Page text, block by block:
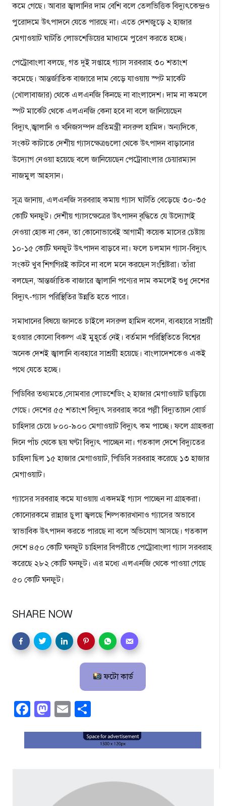
কমে গেছে। আবার জ্বালানির দাম বেশি বলে তেলভিত্তিক বিদ্যুৎকেন্দ্রও
পুরোদমে উৎপাদনে যেতে পারছে না। এতে দেশজুড়ে ২ হাজার
মেগাওয়াট ঘাটতি লোডশেডিয়ের মাধ্যমে পুরেণ করতে হচ্ছে।
পেট্রোবাংলা বলছে, গত দুই সপ্তাহে গ্যাস সরবরাহ ৩০ শতাংশ
কমেছে। আন্তর্জাতিক বাজারে দাম বেড়ে যাওয়ায় স্পট মার্কেট
(খোলাবাজার) থেকে এলএনজি কিনছে না বাংলাদেশ। দাম না কমলে
স্পট মার্কেট থেকে এলএনজি কেনা হবে না বলে জানিয়েছেন
বিদ্যুৎ,জ্বালানি ও খনিজসম্পদ প্রতিমন্ত্রী নসরুল হামিদ। অন্যদিকে,
সংকট কাটাতে দেশীয় গ্যাসক্ষেত্রগুলো থেকে উৎপাদন বাড়ানোর
উদ্যোগ নেওয়া হয়েছে বলে জানিয়েছেন পেট্রোবাংলার চেয়ারম্যান
নাজমুল আহসান।
সূত্র জানায়, এলএনজি সরবরাহ কমায় গ্যাস ঘাটতি বেড়েছে ৩০-৩৫
কোটি ঘনফুট। দেশীয় গ্যাসক্ষেত্রের উৎপাদন বৃদ্ধিতে যে উদ্যোগই
নেওয়া হোক না কেন, তা কোনোভাবেই আগামী কয়েক মাসের চেষ্টায়
১০-১৫ কোটি ঘনফুট উৎপাদন বাড়বে না। ফলে চলমান গ্যাস-বিদ্যুৎ
সংকট খুব শিগগিরই কাটবে না বলে মনে করছেন সংশ্নিষ্টরা। তাঁরা
বলছেন, আন্তর্জাতিক বাজারে জ্বালানি পণ্যের দাম কমলেই শুধু দেশের
বিদ্যুৎ-গ্যাস পরিস্থিতির উন্নতি হতে পারে।
সমাধানের বিষয়ে জানতে চাইলে নসরুল হামিদ বলেন, ব্যবহারে সাশ্রয়ী
হওয়ার কোনো বিকল্প এই মুহূর্তে নেই। বর্তমান পরিস্থিতিতে বিশ্বের
অনেক দেশই জ্বালানি ব্যবহারে সাশ্রয়ী হয়েছে। বাংলাদেশকেও একই
পথে যেতে হচ্ছে।
পিডিবির তথ্যমতে,সোমবার লোডশেডিং ২ হাজার মেগাওয়াট ছাড়িয়ে
গেছে। দেশের ৫৫ শতাংশ বিদ্যুৎ সরবরাহ করে পল্লী বিদ্যুতায়ন বোর্ড
চাহিদার চেয়ে ৮০০-৯০০ মেগাওয়াট বিদ্যুৎ কম পাচ্ছে। ফলে গ্রাহকরা
দিনে পাঁচ থেকে ছয় ঘণ্টা বিদ্যুৎ পাচ্ছেন না। গতকাল দেশে বিদ্যুতের
চাহিদা ছিল ১৫ হাজার মেগাওয়াট, পিডিবি সরবরাহ করেছে ১৩ হাজার
মেগাওয়াট।
গ্যাসের সরবরাহ কমে যাওয়ায় একদমই গ্যাস পাচ্ছেন না গ্রাহকরা।
কোনোরকমে রান্নার চুলা জ্বলছে শিল্পকারখানাও গ্যাসের অভাবে
স্বাভাবিক উৎপাদন করতে পারছে না বলে অভিযোগ আসছে। গতকাল
দেশে ৪৫০ কোটি ঘনফুট চাহিদার বিপরীতে পেট্রোবাংলা গ্যাস সরবরাহ
করেছে ২৮২ কোটি ঘনফুট। এর মধ্যে এলএনজি থেকে পাওয়া গেছে
৫০ কোটি ঘনফুট।
SHARE NOW
ফটো কার্ড
Facebook
Mastodon
Email